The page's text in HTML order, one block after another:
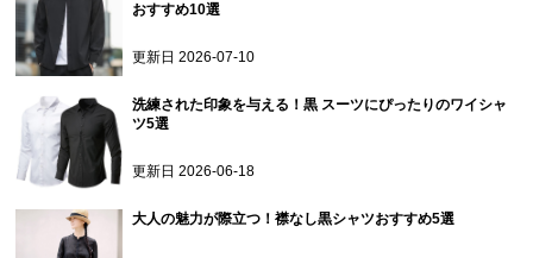
おすすめ10選
更新日2026-07-10
洗練された印象を与える！黒 スーツにぴったりのワイシャ
ツ5選
更新日2026-06-18
大人の魅力が際立つ！襟なし黒シャツおすすめ5選